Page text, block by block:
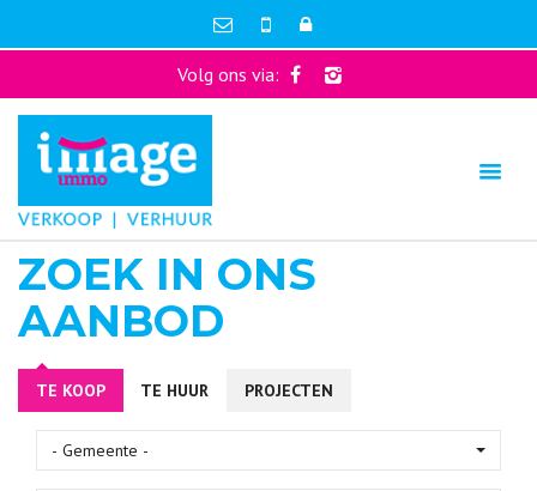
Volg ons via:
ZOEK IN ONS
AANBOD
- Gemeente -
TE KOOP TE HUUR PROJECTEN